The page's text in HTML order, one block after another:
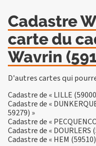
Cadastre
carte du
Wavrin
D'autres cartes qui
Cadastre de « LILLE
Cadastre de «
59279) »
Cadastre de «
Cadastre de « DOURLERS
Cadastre de « HEM